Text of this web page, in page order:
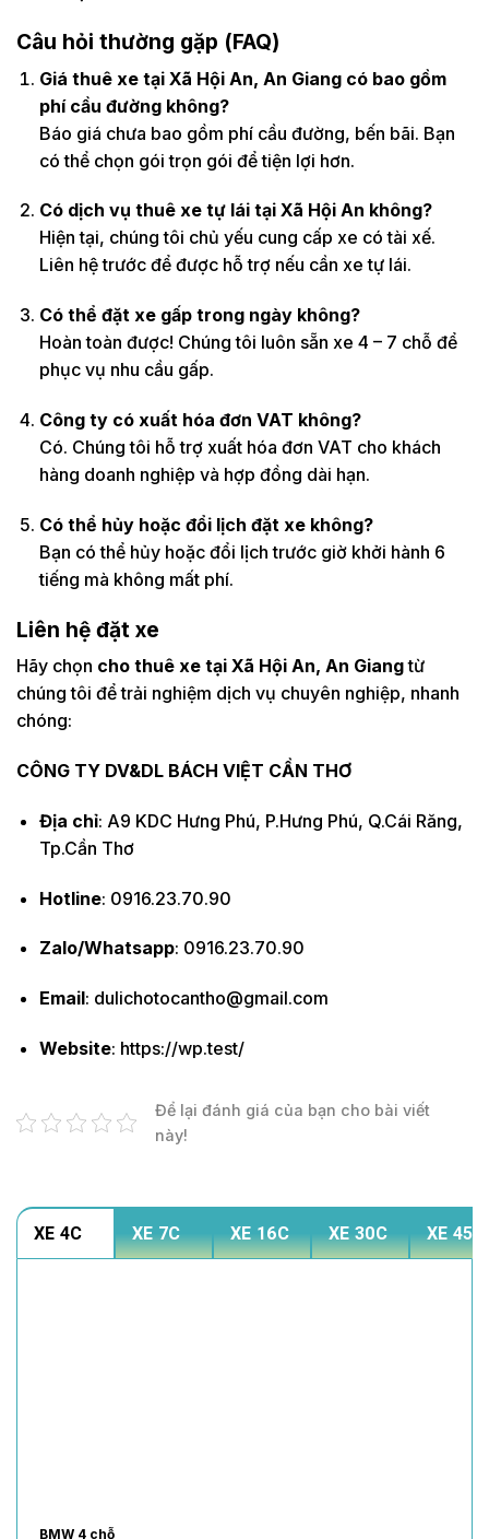
Câu hỏi thường gặp (FAQ)
Giá thuê xe tại Xã Hội An, An Giang có bao gồm
phí cầu đường không?
Báo giá chưa bao gồm phí cầu đường, bến bãi. Bạn
có thể chọn gói trọn gói để tiện lợi hơn.
Có dịch vụ thuê xe tự lái tại Xã Hội An không?
Hiện tại, chúng tôi chủ yếu cung cấp xe có tài xế.
Liên hệ trước để được hỗ trợ nếu cần xe tự lái.
Có thể đặt xe gấp trong ngày không?
Hoàn toàn được! Chúng tôi luôn sẵn xe 4 – 7 chỗ để
phục vụ nhu cầu gấp.
Công ty có xuất hóa đơn VAT không?
Có. Chúng tôi hỗ trợ xuất hóa đơn VAT cho khách
hàng doanh nghiệp và hợp đồng dài hạn.
Có thể hủy hoặc đổi lịch đặt xe không?
Bạn có thể hủy hoặc đổi lịch trước giờ khởi hành 6
tiếng mà không mất phí.
Liên hệ đặt xe
Hãy chọn cho thuê xe tại Xã Hội An, An Giangtừ
chúng tôi để trải nghiệm dịch vụ chuyên nghiệp, nhanh
chóng:
CÔNG TY DV&DL BÁCH VIỆT CẦN THƠ
Địa chỉ: A9 KDC Hưng Phú, P.Hưng Phú, Q.Cái Răng,
Tp.Cần Thơ
Hotline: 0916.23.70.90
Zalo/Whatsapp: 0916.23.70.90
Email: dulichotocantho@gmail.com
Website: https://wp.test/
Để lại đánh giá của bạn cho bài viết
này!
XE 4C XE 7C XE 16C XE 30C XE 45C
BMW 4 chỗ